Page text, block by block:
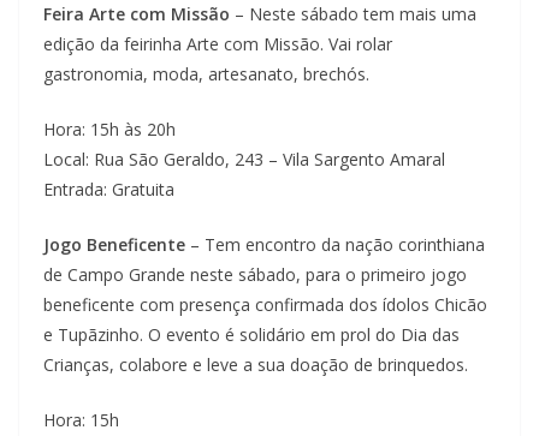
Feira Arte com Missão – Neste sábado tem mais uma
edição da feirinha Arte com Missão. Vai rolar
gastronomia, moda, artesanato, brechós.
Hora: 15h às 20h
Local: Rua São Geraldo, 243 – Vila Sargento Amaral
Entrada: Gratuita
Jogo Beneficente – Tem encontro da nação corinthiana
de Campo Grande neste sábado, para o primeiro jogo
beneficente com presença confirmada dos ídolos Chicão
e Tupãzinho. O evento é solidário em prol do Dia das
Crianças, colabore e leve a sua doação de brinquedos.
Hora: 15h